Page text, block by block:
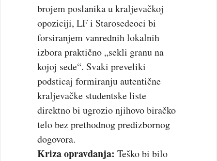
brojem poslanika u kraljevačkoj
opoziciji, LF i Starosedeoci bi
forsiranjem vanrednih lokalnih
izbora praktično „sekli granu na
kojoj sede“. Svaki preveliki
podsticaj formiranju autentične
kraljevačke studentske liste
direktno bi ugrozio njihovo biračko
telo bez prethodnog predizbornog
dogovora.
Kriza opravdanja: Teško bi bilo